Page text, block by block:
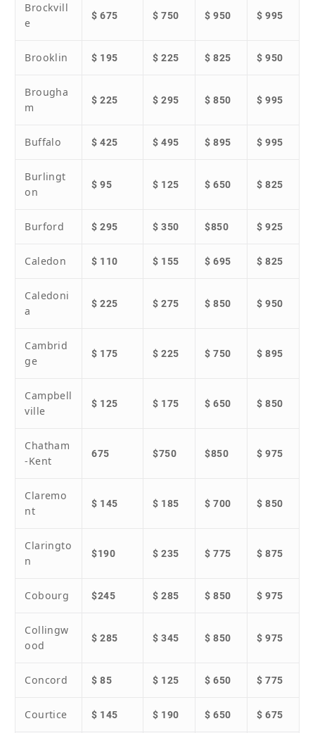
Brockvill
e
$ 675 $ 750 $ 950 $ 995
Brooklin $ 195 $ 225 $ 825 $ 950
Brougha
m
$ 225 $ 295 $ 850 $ 995
Buffalo $ 425 $ 495 $ 895 $ 995
Burlingt
on
$ 95 $ 125 $ 650 $ 825
Burford $ 295 $ 350 $850 $ 925
Caledon $ 110 $ 155 $ 695 $ 825
Caledoni
a
$ 225 $ 275 $ 850 $ 950
Cambrid
ge
$ 175 $ 225 $ 750 $ 895
Campbell
ville
$ 125 $ 175 $ 650 $ 850
Chatham
-Kent
675 $750 $850 $ 975
Claremo
nt
$ 145 $ 185 $ 700 $ 850
Claringto
n
$190 $ 235 $ 775 $ 875
Cobourg $245 $ 285 $ 850 $ 975
Collingw
ood
$ 285 $ 345 $ 850 $ 975
Concord $ 85 $ 125 $ 650 $ 775
Courtice $ 145 $ 190 $ 650 $ 675